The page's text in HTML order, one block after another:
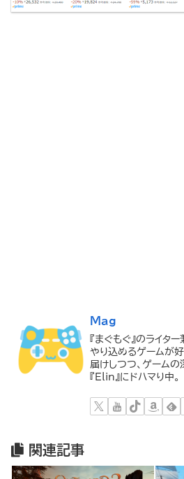
Mag
『まぐもぐ』のライタ
やり込めるゲームが
届けしつつ、ゲームの
『Elin』にドハマり中。
関連記事